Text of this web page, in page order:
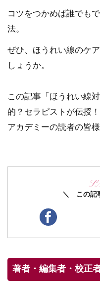
コツをつかめば誰でも
法。
ぜひ、ほうれい線のケ
しょうか。
この記事「ほうれい線
的？セラピストが伝授
アカデミーの読者の皆
＼ この記
著者・編集者・校正